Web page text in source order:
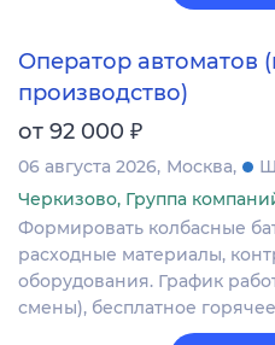
Оператор автоматов
производство)
от 92 000 ₽
06 августа 2026 Москва
Черкизово, Группа
Формировать колбасные
расходные материалы,
оборудования. График
смены), бесплатное